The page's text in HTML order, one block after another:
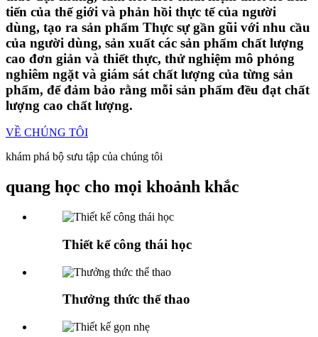
tiến của thế giới và phản hồi thực tế của người
dùng, tạo ra sản phẩm Thực sự gần gũi với nhu cầu
của người dùng, sản xuất các sản phẩm chất lượng
cao đơn giản và thiết thực, thử nghiệm mô phỏng
nghiêm ngặt và giám sát chất lượng của từng sản
phẩm, để đảm bảo rằng mỗi sản phẩm đều đạt chất
lượng cao chất lượng.
VỀ CHÚNG TÔI
khám phá bộ sưu tập của chúng tôi
quang học cho mọi khoảnh khắc
Thiết kế công thái học
Thưởng thức thể thao